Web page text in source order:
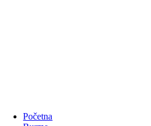
Početna